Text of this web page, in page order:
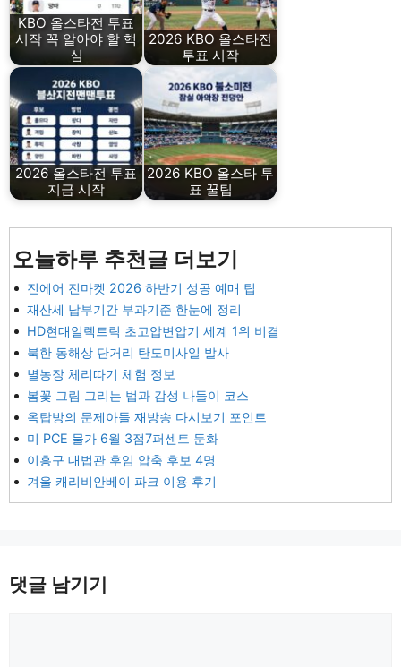
KBO 올스타전 투표
시작 꼭 알아야 할 핵
심
2026 KBO 올스타전
투표 시작
2026 올스타전 투표
지금 시작
2026 KBO 올스타 투
표 꿀팁
오늘하루 추천글 더보기
진에어 진마켓 2026 하반기 성공 예매 팁
재산세 납부기간 부과기준 한눈에 정리
HD현대일렉트릭 초고압변압기 세계 1위 비결
북한 동해상 단거리 탄도미사일 발사
별농장 체리따기 체험 정보
봄꽃 그림 그리는 법과 감성 나들이 코스
옥탑방의 문제아들 재방송 다시보기 포인트
미 PCE 물가 6월 3점7퍼센트 둔화
이흥구 대법관 후임 압축 후보 4명
겨울 캐리비안베이 파크 이용 후기
댓글 남기기